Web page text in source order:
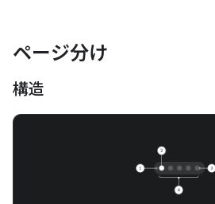
ページ分け
構造